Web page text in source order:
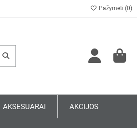
Pažymėti (0)
AKSESUARAI AKCIJOS